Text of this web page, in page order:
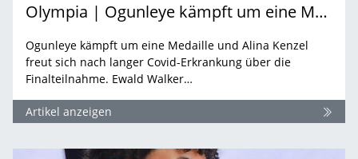
Olympia | Ogunleye kämpft um eine Medaille
Ogunleye kämpft um eine Medaille und Alina Kenzel
freut sich nach langer Covid-Erkrankung über die
Finalteilnahme. Ewald Walker…
Artikel anzeigen